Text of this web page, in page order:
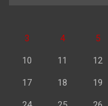
3 4 5
10 11 12
17 18 19